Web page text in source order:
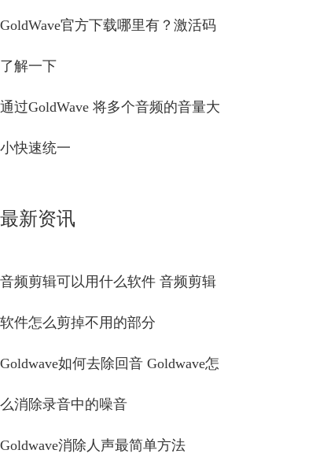
GoldWave官方下载哪里有？激活码
了解一下
通过GoldWave 将多个音频的音量大
小快速统一
最新资讯
音频剪辑可以用什么软件 音频剪辑
软件怎么剪掉不用的部分
Goldwave如何去除回音 Goldwave怎
么消除录音中的噪音
Goldwave消除人声最简单方法